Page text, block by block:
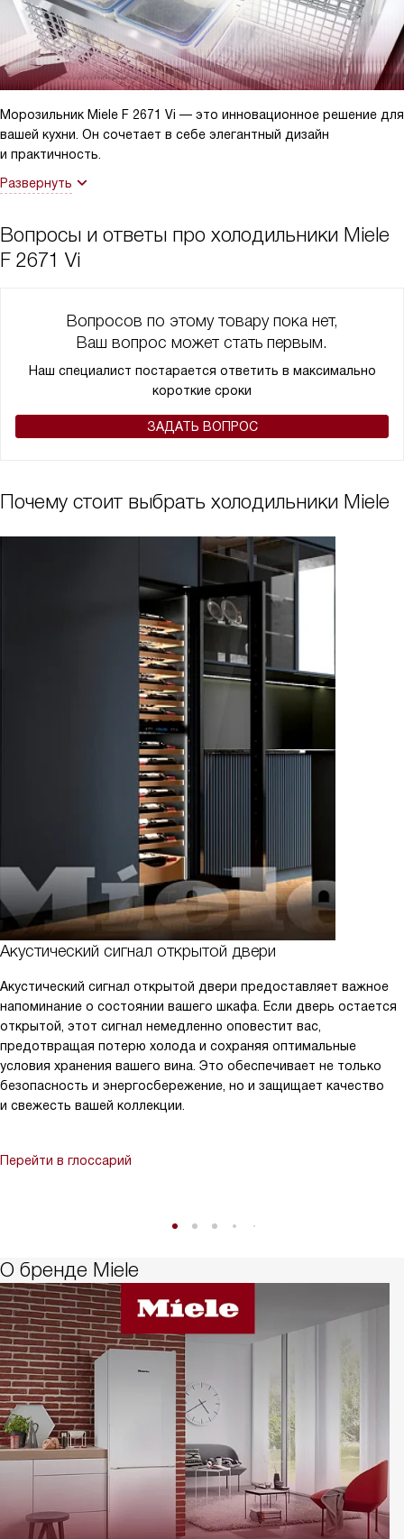
Морозильник Miele F 2671 Vi — это инновационное решение для
вашей кухни. Он сочетает в себе элегантный дизайн
и практичность.
Развернуть
Вопросы и ответы про холодильники Miele
F 2671 Vi
Вопросов по этому товару пока нет,
Ваш вопрос может стать первым.
Наш специалист постарается ответить в максимально
короткие сроки
ЗАДАТЬ ВОПРОС
Почему стоит выбрать холодильники Miele
Акустический сигнал открытой двери
Акустический сигнал открытой двери предоставляет важное
напоминание о состоянии вашего шкафа. Если дверь остается
открытой, этот сигнал немедленно оповестит вас,
предотвращая потерю холода и сохраняя оптимальные
условия хранения вашего вина. Это обеспечивает не только
безопасность и энергосбережение, но и защищает качество
и свежесть вашей коллекции.
Перейти в глоссарий
О бренде Miele